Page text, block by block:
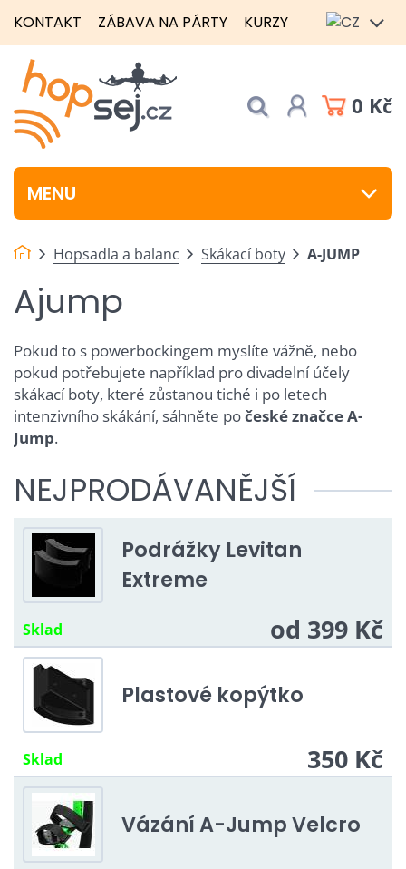
KONTAKT ZÁBAVA NA PÁRTY KURZY
0 Kč
MENU
Hopsadla a balanc Skákací boty A-JUMP
Ajump
Pokud to s powerbockingem myslíte vážně, nebo
pokud potřebujete například pro divadelní účely
skákací boty, které zůstanou tiché i po letech
intenzivního skákání, sáhněte počeské značce A-
Jump.
NEJPRODÁVANĚJŠÍ
Podrážky Levitan
Extreme
Sklad od 399 Kč
Plastové kopýtko
Sklad 350 Kč
Vázání A-Jump Velcro